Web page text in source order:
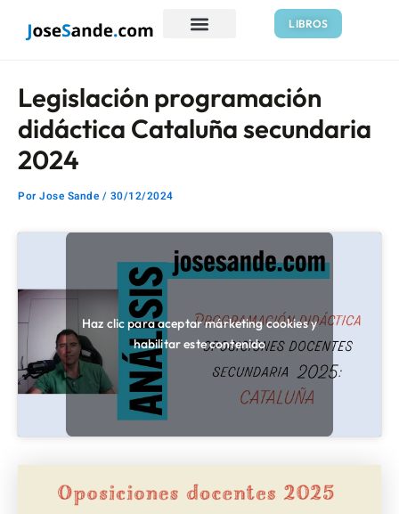
LIBROS
Legislación programación
didáctica Cataluña secundaria
2024
Por Jose Sande / 30/12/2024
Haz clic para aceptar márketing cookies y
habilitar este contenido
de